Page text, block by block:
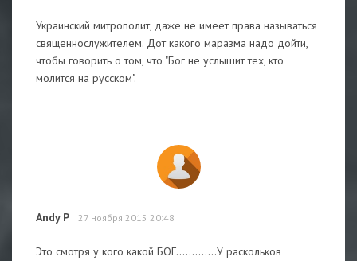
Украинский митрополит, даже не имеет права называться
священнослужителем. Дот какого маразма надо дойти,
чтобы говорить о том, что "Бог не услышит тех, кто
молится на русском".
Andy P 27 ноября 2015 20:48
Это смотря у кого какой БОГ.............У раскольков